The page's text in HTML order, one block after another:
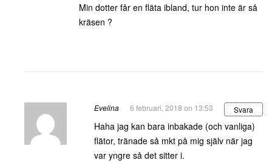
Min dotter får en fläta ibland, tur hon inte är så
kräsen ?
Evelina 6 februari, 2018 on 13:53 Svara
Haha jag kan bara inbakade (och vanliga)
flätor, tränade så mkt på mig själv när jag
var yngre så det sitter i.